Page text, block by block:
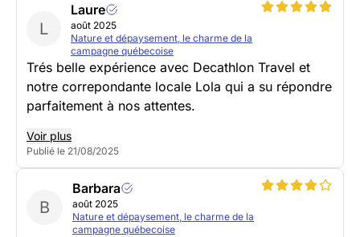
L
Laure
août 2025
Nature et dépaysement, le charme de la
campagne québecoise
Trés belle expérience avec Decathlon Travel et
notre correpondante locale Lola qui a su répondre
parfaitement à nos attentes.
Voir plus
Publié le 21/08/2025
B
Barbara
août 2025
Nature et dépaysement, le charme de la
campagne québecoise